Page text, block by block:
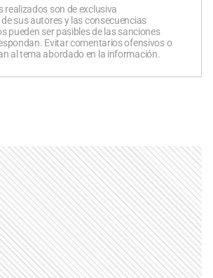
realizados son de exclusiva
sus autores y las consecuencias
pueden ser pasibles de las sanciones
Evitar comentarios ofensivos o
al tema abordado en la información.